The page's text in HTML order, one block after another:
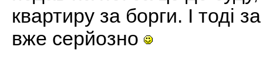
квартиру за борги. І тоді
вже серйозно